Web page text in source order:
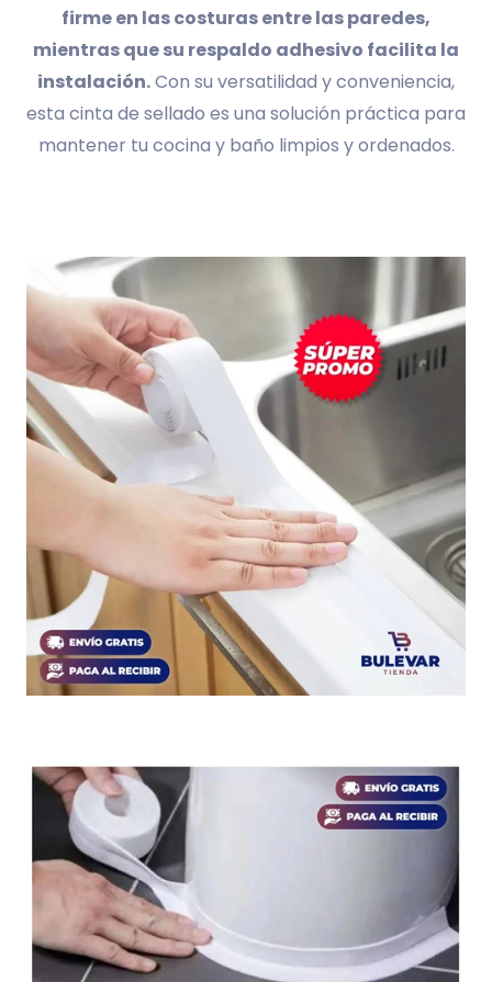
firme en las costuras entre las paredes,
mientras que su respaldo adhesivo facilita la
instalación.Con su versatilidad y conveniencia,
esta cinta de sellado es una solución práctica para
mantener tu cocina y baño limpios y ordenados.